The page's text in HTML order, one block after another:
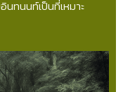
ทนนท์เป็นที่เหมาะ